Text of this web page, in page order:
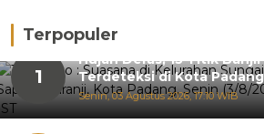
Terpopuler
1
Hujan Deras, 15 Titik Banjir
Terdeteksi di Kota Padang
Senin, 03 Agustus 2026, 17:10 WIB